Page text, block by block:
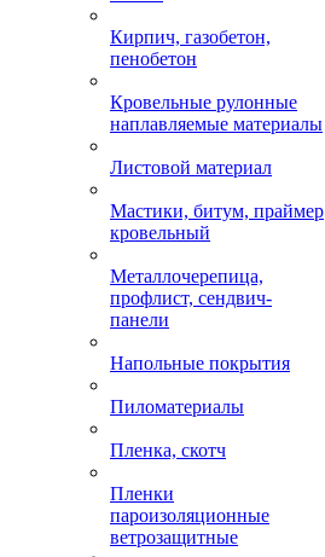
Кирпич, газобетон,
пенобетон
Кровельные рулонные
наплавляемые материалы
Листовой материал
Мастики, битум, праймер
кровельный
Металлочерепица,
профлист, сендвич-
панели
Напольные покрытия
Пиломатериалы
Пленка, скотч
Пленки
пароизоляционные
ветрозащитные